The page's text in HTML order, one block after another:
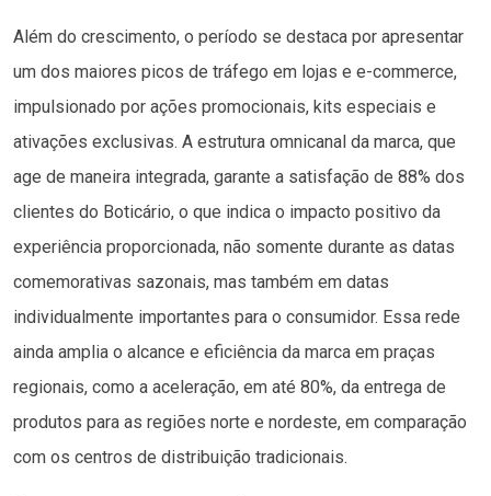
Além do crescimento, o período se destaca por apresentar
um dos maiores picos de tráfego em lojas e e-commerce,
impulsionado por ações promocionais, kits especiais e
ativações exclusivas. A estrutura omnicanal da marca, que
age de maneira integrada, garante a satisfação de 88% dos
clientes do Boticário, o que indica o impacto positivo da
experiência proporcionada, não somente durante as datas
comemorativas sazonais, mas também em datas
individualmente importantes para o consumidor. Essa rede
ainda amplia o alcance e eficiência da marca em praças
regionais, como a aceleração, em até 80%, da entrega de
produtos para as regiões norte e nordeste, em comparação
com os centros de distribuição tradicionais.